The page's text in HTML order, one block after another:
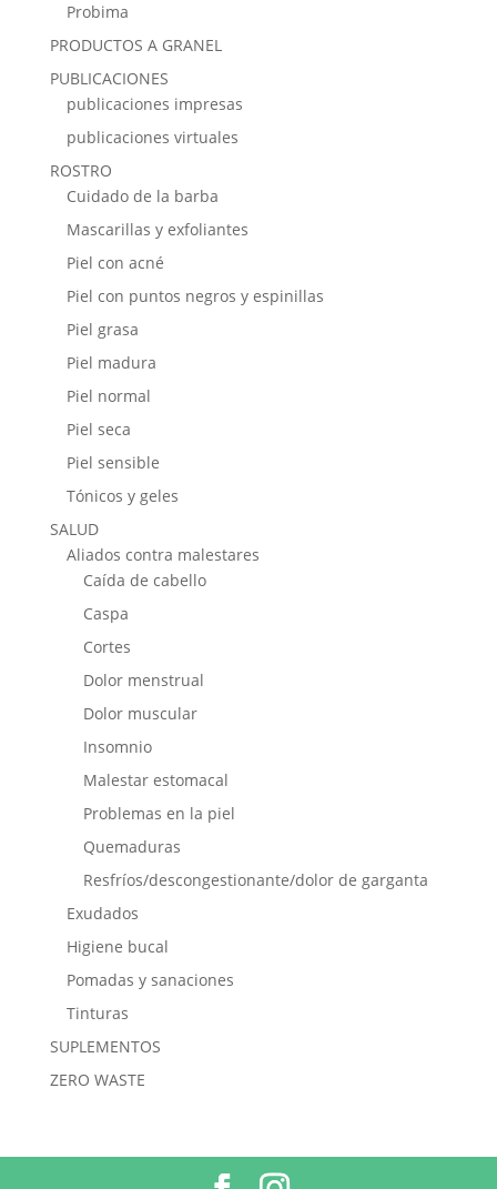
Probima
PRODUCTOS A GRANEL
PUBLICACIONES
publicaciones impresas
publicaciones virtuales
ROSTRO
Cuidado de la barba
Mascarillas y exfoliantes
Piel con acné
Piel con puntos negros y espinillas
Piel grasa
Piel madura
Piel normal
Piel seca
Piel sensible
Tónicos y geles
SALUD
Aliados contra malestares
Caída de cabello
Caspa
Cortes
Dolor menstrual
Dolor muscular
Insomnio
Malestar estomacal
Problemas en la piel
Quemaduras
Resfríos/descongestionante/dolor de garganta
Exudados
Higiene bucal
Pomadas y sanaciones
Tinturas
SUPLEMENTOS
ZERO WASTE